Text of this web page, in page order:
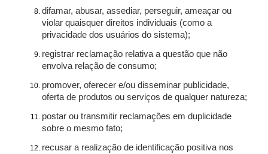
difamar, abusar, assediar, perseguir, ameaçar ou
violar quaisquer direitos individuais (como a
privacidade dos usuários do sistema);
registrar reclamação relativa a questão que não
envolva relação de consumo;
promover, oferecer e/ou disseminar publicidade,
oferta de produtos ou serviços de qualquer natureza;
postar ou transmitir reclamações em duplicidade
sobre o mesmo fato;
recusar a realização de identificação positiva nos